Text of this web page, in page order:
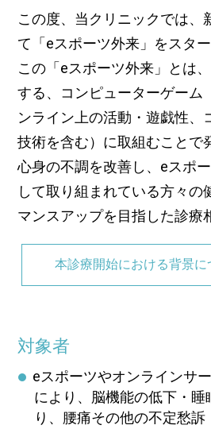
この度、当クリニックでは、
て「eスポーツ外来」をスタ
この「eスポーツ外来」とは
する、コンピューターゲーム
ンライン上の活動・遊戯性、
技術を含む）に取組むことで
心身の不調を改善し、eスポ
して取り組まれている方々の
マンスアップを目指した診療
本診療開始における背景に
対象者
eスポーツやオンラインサ
により、脳機能の低下・睡
り、腰痛その他の不定愁